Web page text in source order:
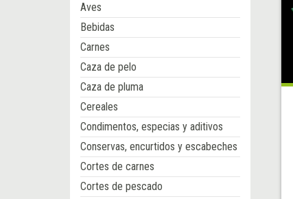
Aves
Bebidas
Carnes
Caza de pelo
Caza de pluma
Cereales
Condimentos, especias y aditivos
Conservas, encurtidos y escabeches
Cortes de carnes
Cortes de pescado